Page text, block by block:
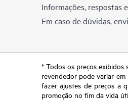
Informações, respostas
Em caso de dúvidas,
* Todos os preços
revendedor pode variar
fazer ajustes de preços a
promoção no fim da vida